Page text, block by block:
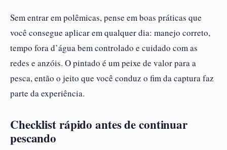
Sem entrar em polêmicas, pense em boas práticas que
você consegue aplicar em qualquer dia: manejo correto,
tempo fora d’água bem controlado e cuidado com as
redes e anzóis. O pintado é um peixe de valor para a
pesca, então o jeito que você conduz o fim da captura faz
parte da experiência.
Checklist rápido antes de continuar
pescando